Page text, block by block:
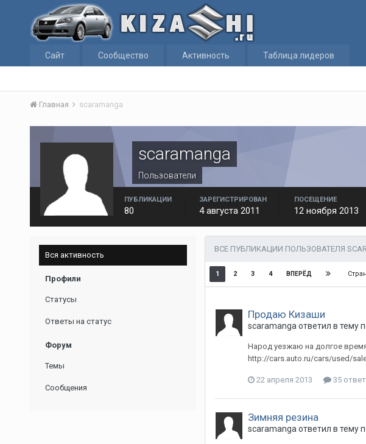
Сайт Сообщество Активность Таблица лидеров
Главная scaramanga
scaramanga
Пользователи
ПУБЛИКАЦИИ
80
ЗАРЕГИСТРИРОВАН
4 августа 2011
ПОСЕЩЕНИЕ
12 ноября 2013
Вся активность
Профили
Статусы
Ответы на статус
Форум
Темы
Сообщения
ВСЕ ПУБЛИКАЦИИ ПОЛЬЗОВАТЕЛЯ
1 2 3 4 ВПЕРЁД
Продаю Кизаши
scaramanga ответил в тему
Народ уезжаю на долгое
http://cars.auto.ru/cars/used/
22 апреля 2013 35
Зимняя резина
scaramanga ответил в тему